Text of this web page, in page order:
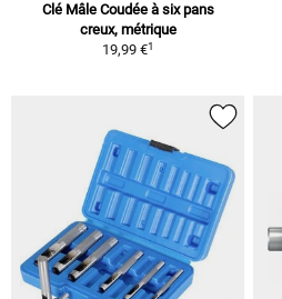
Clé Mâle Coudée à six pans
creux, métrique
19,99 €1